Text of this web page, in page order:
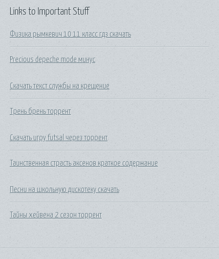
Links to Important Stuff
Физика рымкевич 10 11 класс гдз скачать
Precious depeche mode минус
Скачать текст службы на крещение
Трень брень торрент
Скачать игру futsal через торрент
Таинственная страсть аксенов краткое содержание
Песни на школьную дискотеку скачать
Тайны хейвена 2 сезон торрент